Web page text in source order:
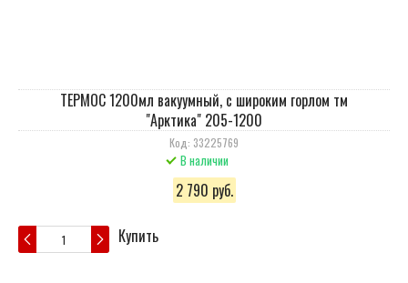
ТЕРМОС 1200мл вакуумный, с широким горлом тм
"Арктика" 205-1200
Код: 33225769
В наличии
2 790 руб.
Купить